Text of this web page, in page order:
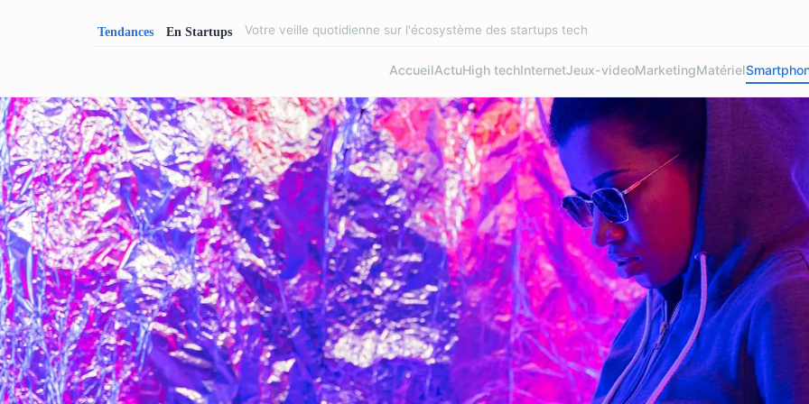
Votre veille quotidienne sur l'écosystème des startups tech
AccueilActuHigh techInternetJeux-videoMarketingMatériel